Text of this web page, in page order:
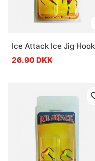
Ice Attack Ice Jig Hook
26.90 DKK